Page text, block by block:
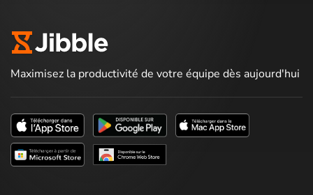
Maximisez la productivité de votre équipe dès aujourd'hui